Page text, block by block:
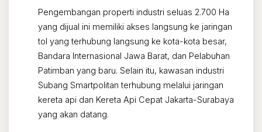
Pengembangan properti industri seluas 2.700 Ha
yang dijual ini memiliki akses langsung ke jaringan
tol yang terhubung langsung ke kota-kota besar,
Bandara Internasional Jawa Barat, dan Pelabuhan
Patimban yang baru. Selain itu, kawasan industri
Subang Smartpolitan terhubung melalui jaringan
kereta api dan Kereta Api Cepat Jakarta-Surabaya
yang akan datang.